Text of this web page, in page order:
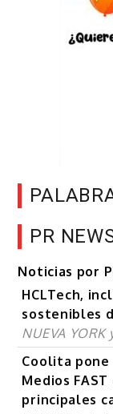
PR
Noticias por
HCLTech,
sostenibles
NUEVA
Coolita pone
Medios
principales